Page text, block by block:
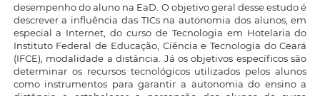
desempenho do aluno na EaD. O objetivo geral desse estudo é
descrever a influência das TICs na autonomia dos alunos, em
especial a Internet, do curso de Tecnologia em Hotelaria do
Instituto Federal de Educação, Ciência e Tecnologia do Ceará
(IFCE), modalidade a distância. Já os objetivos específicos são
determinar os recursos tecnológicos utilizados pelos alunos
como instrumentos para garantir a autonomia do ensino a